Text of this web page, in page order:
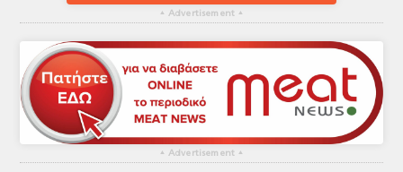
▴ Advertisement ▴
▴ Advertisement ▴